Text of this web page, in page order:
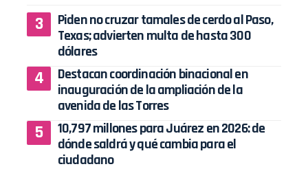
Piden no cruzar tamales de cerdo al Paso,
Texas; advierten multa de hasta 300
dólares
Destacan coordinación binacional en
inauguración de la ampliación de la
avenida de las Torres
10,797 millones para Juárez en 2026: de
dónde saldrá y qué cambia para el
ciudadano